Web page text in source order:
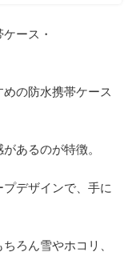
ース・
の防水携帯ケース
あるのが特徴。
デザインで、手に
ろん雪やホコリ、